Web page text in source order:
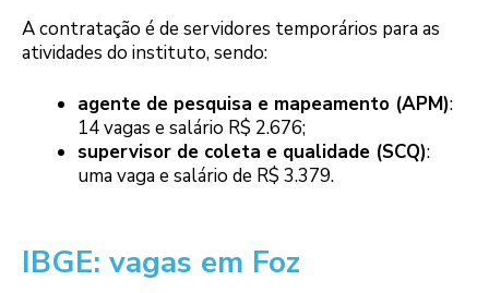
A contratação é de servidores temporários para as
atividades do instituto, sendo:
agente de pesquisa e mapeamento (APM):
14 vagas e salário R$ 2.676;
supervisor de coleta e qualidade (SCQ):
uma vaga e salário de R$ 3.379.
IBGE: vagas em Foz